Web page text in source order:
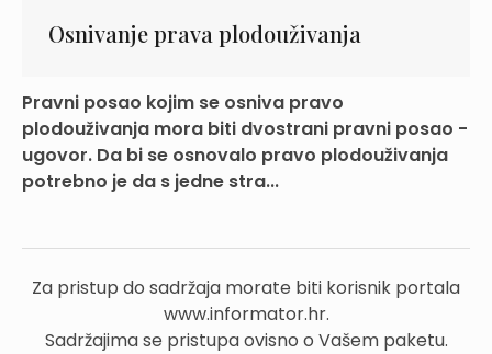
Osnivanje prava plodouživanja
Pravni posao kojim se osniva pravo
plodouživanja mora biti dvostrani pravni posao -
ugovor. Da bi se osnovalo pravo plodouživanja
potrebno je da s jedne stra...
Za pristup do sadržaja morate biti korisnik portala
www.informator.hr.
Sadržajima se pristupa ovisno o Vašem paketu.